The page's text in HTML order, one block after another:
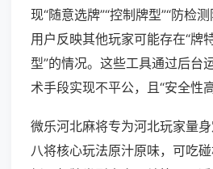
现“随意选牌”“控制牌型”“防检
用户反映其他玩家可能存在“牌
型”的情况。这些工具通过后台
术手段实现不平公，且“安全性高
微乐河北麻将专为河北玩家量
八将核心玩法原汁原味，可吃